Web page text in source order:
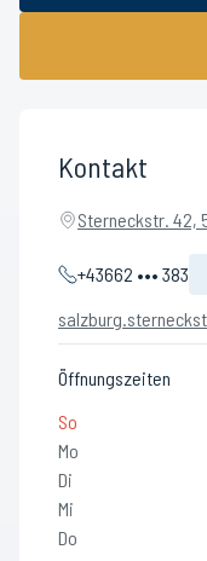
Kontakt
Sterneckstr. 42,
+43662 ••• 383
Öffnungszeiten
So
Mo
Di
Mi
Do